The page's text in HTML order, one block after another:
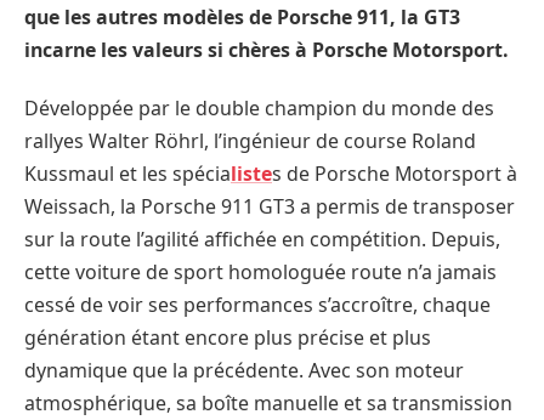
que les autres modèles de Porsche 911, la GT3
incarne les valeurs si chères à Porsche Motorsport.
Développée par le double champion du monde des
rallyes Walter Röhrl, l’ingénieur de course Roland
Kussmaul et les spécialistes de Porsche Motorsport à
Weissach, la Porsche 911 GT3 a permis de transposer
sur la route l’agilité affichée en compétition. Depuis,
cette voiture de sport homologuée route n’a jamais
cessé de voir ses performances s’accroître, chaque
génération étant encore plus précise et plus
dynamique que la précédente. Avec son moteur
atmosphérique, sa boîte manuelle et sa transmission